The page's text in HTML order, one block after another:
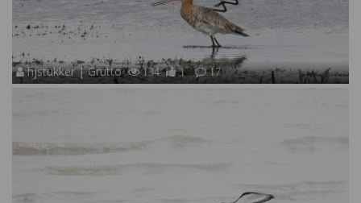
hjstukker | Grutto 134 1 17